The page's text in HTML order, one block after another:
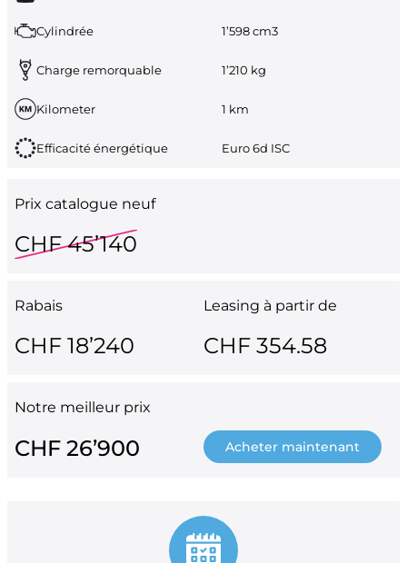
Cylindrée 1’598 cm3
Charge remorquable 1’210 kg
Kilometer 1 km
Efficacité énergétique Euro 6d ISC
Prix catalogue neuf
CHF 45’140
Rabais
CHF 18’240
Leasing à partir de
CHF 354.58
Notre meilleur prix
CHF 26’900 Acheter maintenant